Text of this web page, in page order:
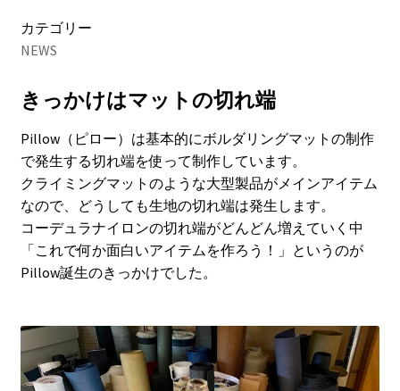
カテゴリー
NEWS
きっかけはマットの切れ端
Pillow（ピロー）は基本的にボルダリングマットの制作
で発生する切れ端を使って制作しています。
クライミングマットのような大型製品がメインアイテム
なので、どうしても生地の切れ端は発生します。
コーデュラナイロンの切れ端がどんどん増えていく中
「これで何か面白いアイテムを作ろう！」というのが
Pillow誕生のきっかけでした。